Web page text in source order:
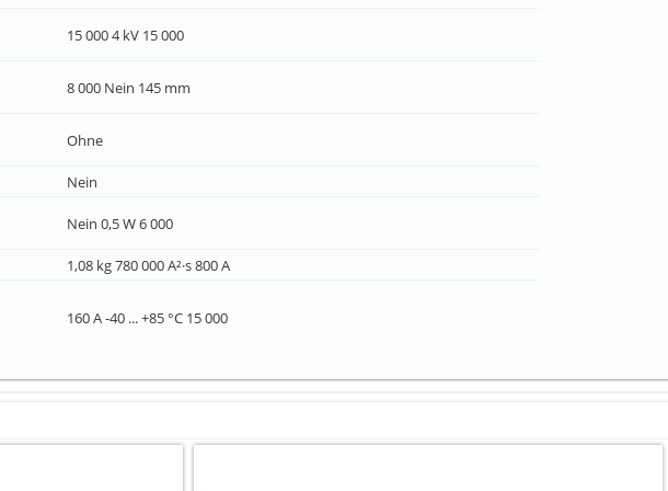
15 000 4 kV 15 000
8 000 Nein 145 mm
Ohne
Nein
Nein 0,5 W 6 000
1,08 kg 780 000 A²·s 800 A
160 A -40 ... +85 °C 15 000